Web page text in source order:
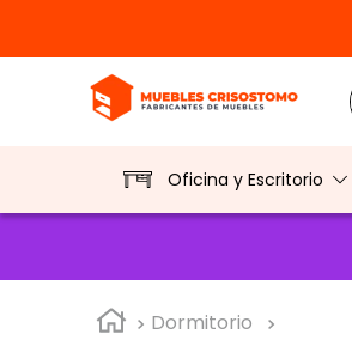
Oficina y Escritorio
Dormitorio